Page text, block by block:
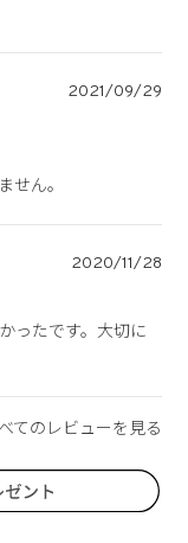
2021/09/29
せん。
2020/11/28
ったです。大切に